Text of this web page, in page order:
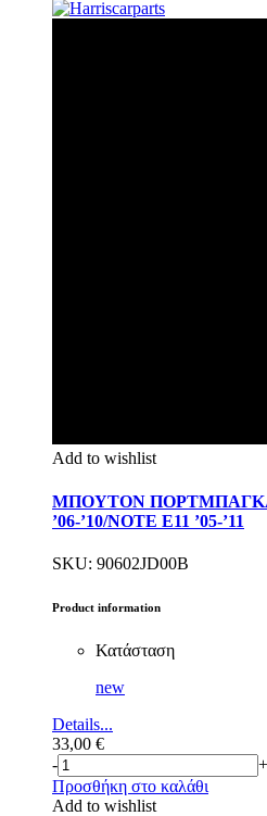
Add to wishlist
ΜΠΟΥΤΟΝ
’06-’10/NOTE E11 ’05-’11
SKU: 90602JD00B
Product information
Κατάσταση
new
Details...
33,00 €
-
+
Προσθήκη στο καλάθι
Add to wishlist